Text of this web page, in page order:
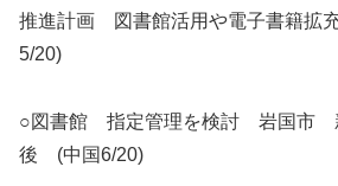
推進計画 図書館活用や電子書籍拡
5/20)
○図書館 指定管理を検討 岩国市
後 (中国6/20)